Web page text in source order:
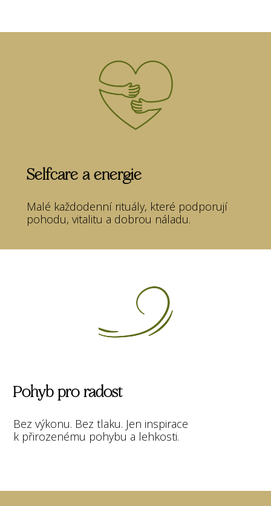
Selfcare a energie
Malé každodenní rituály, které podporují
pohodu, vitalitu a dobrou náladu.
Pohyb pro radost
Bez výkonu. Bez tlaku. Jen inspirace
k přirozenému pohybu a lehkosti.